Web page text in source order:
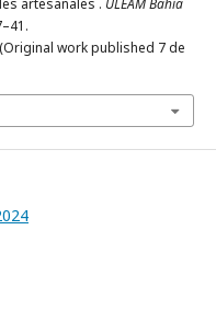
work published 7 de